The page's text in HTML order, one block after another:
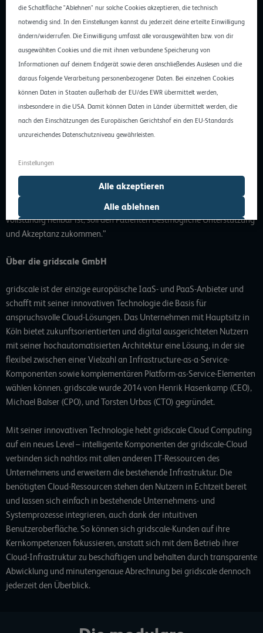
Krankheit auf. Zittern, verspannte Muskeln und verlangsamte
Bewegungen – die Symptome der häufigsten Nervenkrankheit sind
geläufig. Was aber oft unterschätzt wird und in der Öffentlichkeit
nicht präsent ist, ist die hohe Zahl der Betroffenen jüngeren Alters.
Denn die Erkrankung betrifft bei weitem nicht nur ältere Personen.
Die Kampagne möchte deshalb auch ein besseres Verständnis der
Erkrankung und Aufmerksamkeit für die Belange der jüngeren
Generation schaffen.
Henrik Hasenkamp, CEO von gridscale ist froh die Aktion der
Herzen der Fußballfans rund um den Globus gespielt hat, unterstützen
zu können: “Wir sind beeindruckt von dem Solidaritätssinn der
Isländer und nutzen die Gelegenheit, ihnen mit unserem Know-how
zur Seite stehen zu können. Auch wenn Parkinson aktuell noch nicht
vollständig heilbar ist, soll den Patienten bestmögliche Unterstützung
und Akzeptanz zukommen.”
Über die gridscale GmbH
gridscale ist der einzige europäische IaaS- und PaaS-Anbieter und
schafft mit seiner innovativen Technologie die Basis für
anspruchsvolle Cloud-Lösungen. Das Unternehmen mit Hauptsitz in
Köln bietet zukunftsorientierten und digital ausgerichteten Nutzern
mit seiner hochautomatisierten Architektur eine Lösung, in der sie
flexibel zwischen einer Vielzahl an Infrastructure-as-a-Service-
Komponenten sowie komplementären Platform-as-Service-Elementen
wählen können. gridscale wurde 2014 von Henrik Hasenkamp (CEO),
Michael Balser (CPO), und Torsten Urbas (CTO) gegründet.
Mit seiner innovativen Technologie hebt gridscale Cloud Computing
auf ein neues Level – intelligente Komponenten der gridscale-Cloud
verbinden sich nahtlos mit allen anderen IT-Ressourcen des
Unternehmens und erweitern die bestehende Infrastruktur. Die
benötigten Cloud-Ressourcen stehen den Nutzern in Echtzeit bereit
und lassen sich einfach in bestehende Unternehmens- und
Systemprozesse integrieren, auch dank der intuitiven
Benutzeroberfläche. So können sich gridscale-Kunden auf ihre
Kernkompetenzen fokussieren, anstatt sich mit dem Betrieb ihrer
Cloud-Infrastruktur zu beschäftigen und behalten durch transparente
Abwicklung und minutengenaue Abrechnung bei gridscale dennoch
jederzeit den Überblick.
die Schaltfläche "Ablehnen" nur solche Cookies akzeptieren, die technisch
notwendig sind. In den Einstellungen kannst du jederzeit deine erteilte Einwilligung
ändern/widerrufen. Die Einwilligung umfasst alle vorausgewählten bzw. von dir
ausgewählten Cookies und die mit ihnen verbundene Speicherung von
Informationen auf deinem Endgerät sowie deren anschließendes Auslesen und die
daraus folgende Verarbeitung personenbezogener Daten. Bei einzelnen Cookies
können Daten in Staaten außerhalb der EU/des EWR übermittelt werden,
insbesondere in die USA. Damit können Daten in Länder übermittelt werden, die
nach den Einschätzungen des Europäischen Gerichtshof ein den EU-Standards
unzureichendes Datenschutzniveau gewährleisten.
Einstellungen
Alle ablehnen
Alle akzeptieren